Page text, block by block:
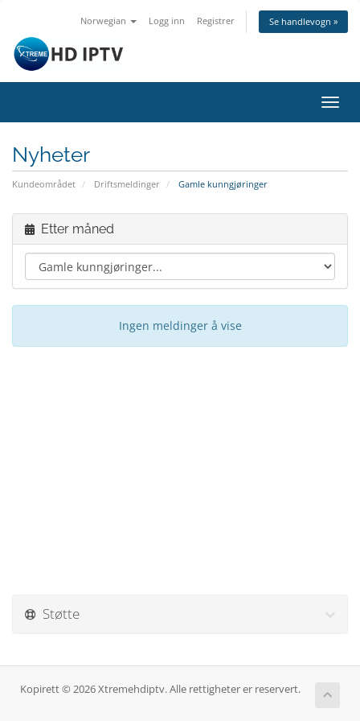
Norwegian Logg inn Registrer Se handlevogn »
Bytt
Nyheter
Kundeområdet Driftsmeldinger Gamle kunngjøringer
Etter måned
Ingen meldinger å vise
Støtte
Kopirett © 2026 Xtremehdiptv. Alle rettigheter er reservert.